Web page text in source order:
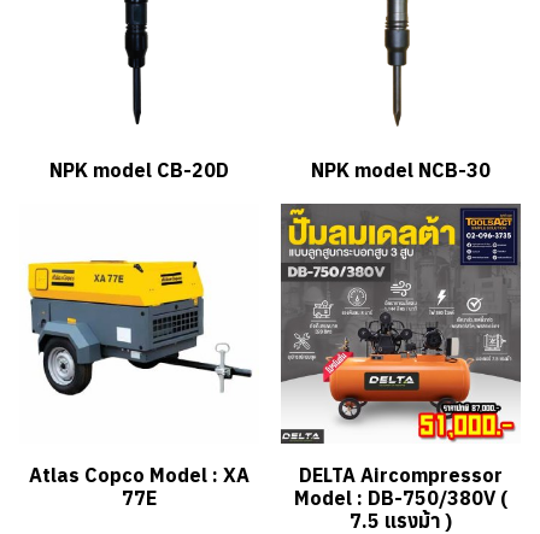
NPK model CB-20D NPK model NCB-30
Atlas Copco Model : XA
77E
DELTA Aircompressor
Model : DB-750/380V (
7.5 แรงม้า )